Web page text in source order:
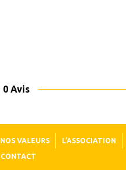
0 Avis
NOS VALEURS L’ASSOCIATION
CONTACT